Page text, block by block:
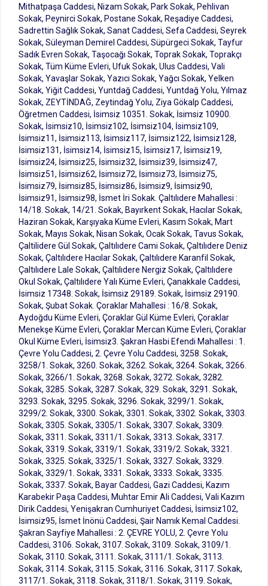
Mithatpaşa Caddesi, Nizam Sokak, Park Sokak, Pehlivan
Sokak, Peynirci Sokak, Postane Sokak, Reşadiye Caddesi,
Sadrettin Sağlık Sokak, Sanat Caddesi, Sefa Caddesi, Seyrek
Sokak, Süleyman Demirel Caddesi, Süpürgeci Sokak, Tayfur
Sadık Evren Sokak, Taşocağı Sokak, Toprak Sokak, Toprakçı
Sokak, Tüm Küme Evleri, Ufuk Sokak, Ulus Caddesi, Vali
Sokak, Yavaşlar Sokak, Yazıcı Sokak, Yağcı Sokak, Yelken
Sokak, Yiğit Caddesi, Yuntdağ Caddesi, Yuntdağ Yolu, Yılmaz
Sokak, ZEYTİNDAĞ, Zeytindağ Yolu, Ziya Gökalp Caddesi,
Öğretmen Caddesi, İsimsiz 10351. Sokak, İsimsiz 10900.
Sokak, İsimsiz10, İsimsiz102, İsimsiz104, İsimsiz109,
İsimsiz11, İsimsiz113, İsimsiz117, İsimsiz122, İsimsiz128,
İsimsiz131, İsimsiz14, İsimsiz15, İsimsiz17, İsimsiz19,
İsimsiz24, İsimsiz25, İsimsiz32, İsimsiz39, İsimsiz47,
İsimsiz51, İsimsiz62, İsimsiz72, İsimsiz73, İsimsiz75,
İsimsiz79, İsimsiz85, İsimsiz86, İsimsiz9, İsimsiz90,
İsimsiz91, İsimsiz98, İsmet İri Sokak. Çaltılıdere Mahallesi :
14/18. Sokak, 14/21. Sokak, Bayırkent Sokak, Hacılar Sokak,
Haziran Sokak, Karşıyaka Küme Evleri, Kasım Sokak, Mart
Sokak, Mayıs Sokak, Nisan Sokak, Ocak Sokak, Tavus Sokak,
Çaltilidere Gül Sokak, Çaltılıdere Cami Sokak, Çaltılıdere Deniz
Sokak, Çaltılıdere Hacılar Sokak, Çaltılıdere Karanfil Sokak,
Çaltılıdere Lale Sokak, Çaltılıdere Nergiz Sokak, Çaltılıdere
Okul Sokak, Çaltılıdere Yalı Küme Evleri, Çanakkale Caddesi,
İsimsiz 17348. Sokak, İsimsiz 29189. Sokak, İsimsiz 29190.
Sokak, Şubat Sokak. Çoraklar Mahallesi : 16/8. Sokak,
Aydoğdu Küme Evleri, Çoraklar Gül Küme Evleri, Çoraklar
Menekşe Küme Evleri, Çoraklar Mercan Küme Evleri, Çoraklar
Okul Küme Evleri, İsimsiz3. Şakran Hasbi Efendi Mahallesi : 1.
Çevre Yolu Caddesi, 2. Çevre Yolu Caddesi, 3258. Sokak,
3258/1. Sokak, 3260. Sokak, 3262. Sokak, 3264. Sokak, 3266.
Sokak, 3266/1. Sokak, 3268. Sokak, 3272. Sokak, 3282.
Sokak, 3285. Sokak, 3287. Sokak, 329. Sokak, 3291. Sokak,
3293. Sokak, 3295. Sokak, 3296. Sokak, 3299/1. Sokak,
3299/2. Sokak, 3300. Sokak, 3301. Sokak, 3302. Sokak, 3303.
Sokak, 3305. Sokak, 3305/1. Sokak, 3307. Sokak, 3309.
Sokak, 3311. Sokak, 3311/1. Sokak, 3313. Sokak, 3317.
Sokak, 3319. Sokak, 3319/1. Sokak, 3319/2. Sokak, 3321.
Sokak, 3325. Sokak, 3325/1. Sokak, 3327. Sokak, 3329.
Sokak, 3329/1. Sokak, 3331. Sokak, 3333. Sokak, 3335.
Sokak, 3337. Sokak, Bayar Caddesi, Gazi Caddesi, Kazım
Karabekir Paşa Caddesi, Muhtar Emir Ali Caddesi, Vali Kazım
Dirik Caddesi, Yenişakran Cumhuriyet Caddesi, İsimsiz102,
İsimsiz95, İsmet İnönü Caddesi, Şair Namık Kemal Caddesi.
Şakran Sayfiye Mahallesi : 2. ÇEVRE YOLU, 2. Çevre Yolu
Caddesi, 3106. Sokak, 3107. Sokak, 3109. Sokak, 3109/1.
Sokak, 3110. Sokak, 3111. Sokak, 3111/1. Sokak, 3113.
Sokak, 3114. Sokak, 3115. Sokak, 3116. Sokak, 3117. Sokak,
3117/1. Sokak, 3118. Sokak, 3118/1. Sokak, 3119. Sokak,